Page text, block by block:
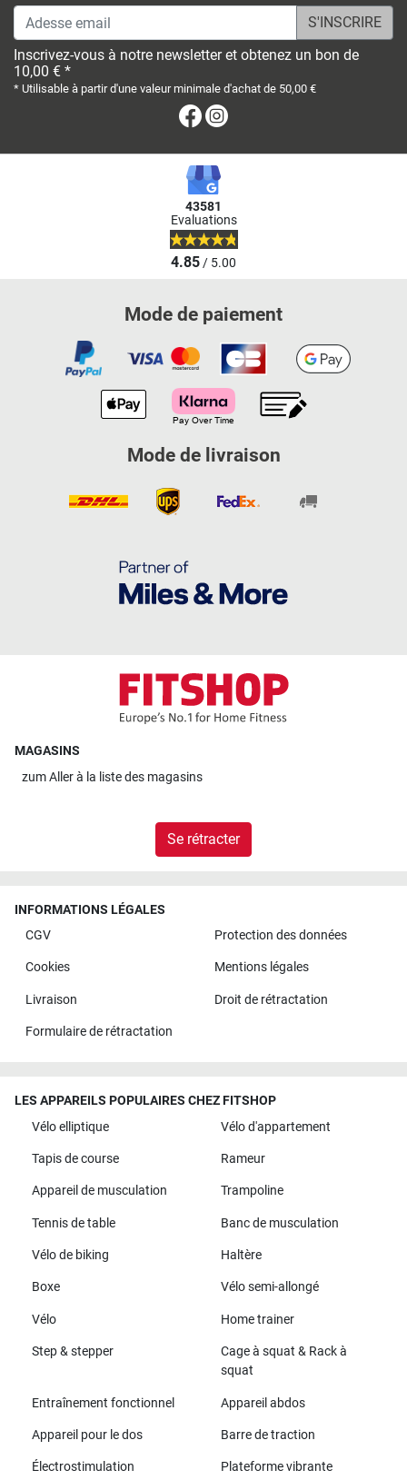
Adesse email
Inscrivez-vous à notre newsletter et obtenez un bon de
10,00 € *
* Utilisable à partir d'une valeur minimale d'achat de 50,00 €
Facebook
43581
Evaluations
4.85/ 5.00
Mode de paiement
Mode de livraison
MAGASINS
zumAller à la liste des magasins
Se rétracter
INFORMATIONS LÉGALES
CGV
Protection des données
Cookies Mentions légales
Livraison Droit de rétractation
Formulaire de rétractation
LES APPAREILS POPULAIRES CHEZ FITSHOP
Vélo elliptique
Vélo d'appartement
Tapis de course Rameur
Appareil de musculation Trampoline
Tennis de table Banc de musculation
Vélo de biking Haltère
Boxe Vélo semi-allongé
Vélo Home trainer
Step & stepper
Cage à squat & Rack à
squat
Entraînement fonctionnel Appareil abdos
Appareil pour le dos Barre de traction
Électrostimulation Plateforme vibrante